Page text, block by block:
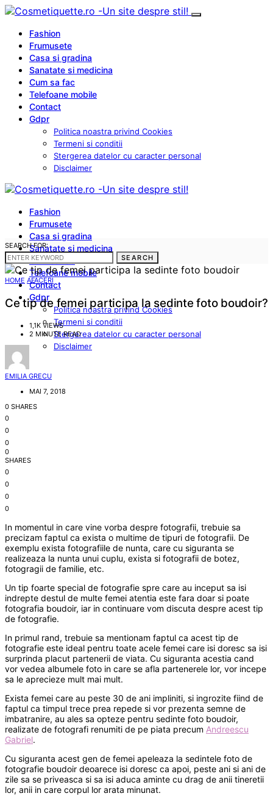
Fashion
Frumusete
Casa si gradina
Sanatate si medicina
Cum sa fac
Telefoane mobile
Contact
Gdpr
Politica noastra privind Cookies
Termeni si conditii
Stergerea datelor cu caracter personal
Disclaimer
Fashion
Frumusete
Casa si gradina
Sanatate si medicina
Cum sa fac
Telefoane mobile
Contact
Gdpr
Politica noastra privind Cookies
Termeni si conditii
Stergerea datelor cu caracter personal
Disclaimer
SEARCH FOR:
SEARCH
HOME AFACERI
Ce tip de femei participa la sedinte foto boudoir?
1,1K VIEWS
2 MINUTE READ
EMILIA GRECU
MAI 7, 2018
0 SHARES
0
0
0
0
SHARES
0
0
0
0
In momentul in care vine vorba despre fotografii, trebuie sa
precizam faptul ca exista o multime de tipuri de fotografii. De
exemplu exista fotografiile de nunta, care cu siguranta se
realizeaza la nunta unui cuplu, exista si fotografii de botez,
fotogragii de familie, etc.
Un tip foarte special de fotografie spre care au inceput sa isi
indrepte destul de multe femei atentia este fara doar si poate
fotografia boudoir, iar in continuare vom discuta despre acest tip
de fotografie.
In primul rand, trebuie sa mentionam faptul ca acest tip de
fotografie este ideal pentru toate acele femei care isi doresc sa isi
surprinda placut partenerii de viata. Cu siguranta acestia cand
vor vedea albumele foto in care se afla partenerele lor, vor incepe
sa le aprecieze mult mai mult.
Exista femei care au peste 30 de ani impliniti, si ingrozite fiind de
faptul ca timpul trece prea repede si vor prezenta semne de
imbatranire, au ales sa opteze pentru sedinte foto boudoir,
realizate de fotografi renumiti de pe piata precum Andreescu
Gabriel.
Cu siguranta acest gen de femei apeleaza la sedintele foto de
fotografie boudoir deoarece isi doresc ca apoi, peste ani si ani de
zile sa se priveasca si sa isi aduca aminte cu drag de anii tineretii
lor, anii in care corpul lor arata minunat.